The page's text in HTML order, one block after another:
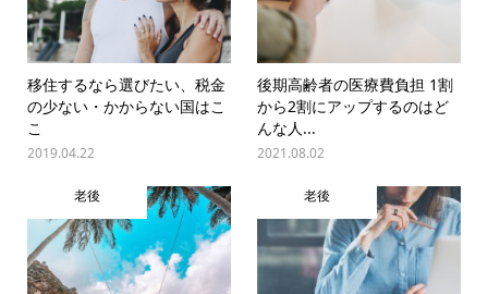
移住するなら選びたい、税金
の少ない・かからない国はこ
こ
2019.04.22
後期高齢者の医療費負担 1割
から2割にアップするのはど
んな人...
2021.08.02
老後 老後